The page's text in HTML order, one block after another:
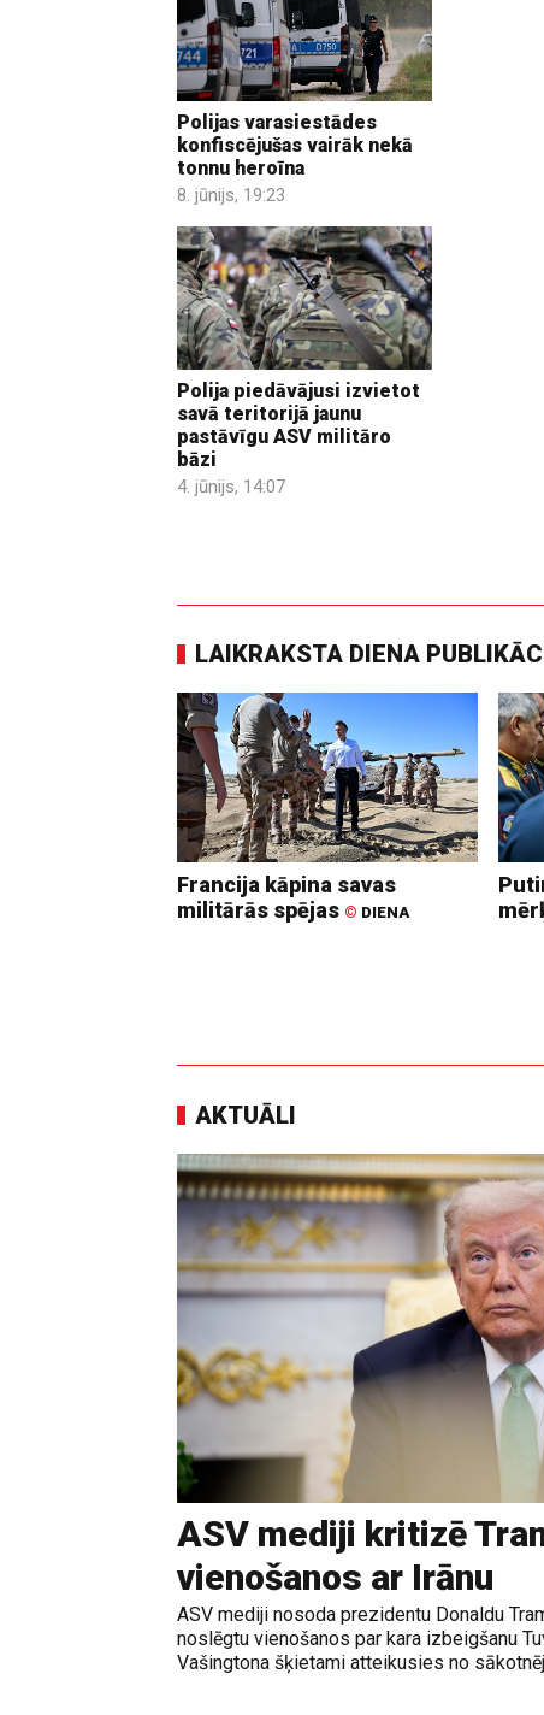
Polijas varasiestādes
konfiscējušas vairāk nekā
tonnu heroīna
8. jūnijs, 19:23
Polija piedāvājusi izvietot
savā teritorijā jaunu
pastāvīgu ASV militāro
bāzi
4. jūnijs, 14:07
LAIKRAKSTA DIENA
Francija kāpina savas
militārās spējas © DIENA
AKTUĀLI
ASV mediji kritizē
vienošanos ar Irānu
ASV mediji nosoda prezidentu Donaldu
noslēgtu vienošanos par kara izbeigšanu
Vašingtona šķietami atteikusies no